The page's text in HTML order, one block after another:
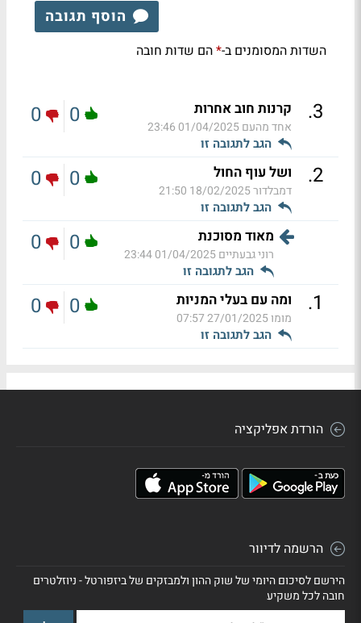
הוסף תגובה
השדות המסומנים ב-*הם שדות חובה
3
. קרנות חוב אחרות
אחד מהעם01/04/2025 23:46
הגב לתגובה זו
0
0
2
. ושל עוף החול
דמבלדור18/02/2025 21:50
הגב לתגובה זו
0
0
מאוד מסוכנת
רוני גבעתיים01/04/2025 23:44
הגב לתגובה זו
0
0
1
. ומה עם בעלי המניות
מומו27/01/2025 07:57
הגב לתגובה זו
0
0
הורדת אפליקציה
הרשמה לדיוור
הירשם לסיכום היומי של שוק ההון ולמבזקים של ביזפורטל - ניוזלטרים
חובה לכל משקיע